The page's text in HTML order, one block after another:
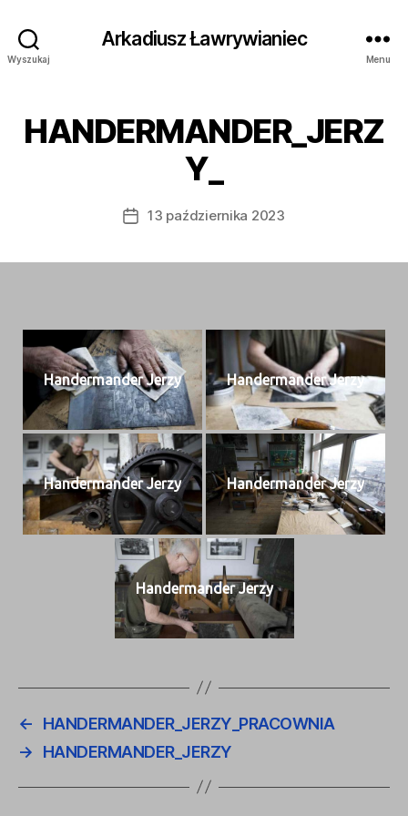
Wyszukaj
Arkadiusz Ławrywianiec
Menu
HANDERMANDER_JERZ
Y_
Data13 października 2023
Han­der­man­der Jerzy Han­der­man­der Jerzy
Han­der­man­der Jerzy Han­der­man­der Jerzy
Han­der­man­der Jerzy
←
HANDERMANDER_JERZY_PRACOWNIA
→
HANDERMANDER_JERZY